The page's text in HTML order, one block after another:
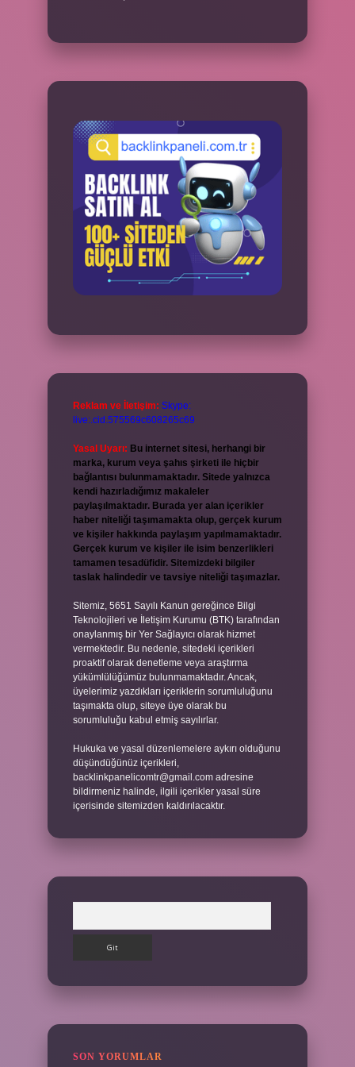
Reklam ve İletişim: Skype:
live:.cid.575569c608265c69
Yasal Uyarı: Bu internet sitesi, herhangi bir
marka, kurum veya şahıs şirketi ile hiçbir
bağlantısı bulunmamaktadır. Sitede yalnızca
kendi hazırladığımız makaleler
paylaşılmaktadır. Burada yer alan içerikler
haber niteliği taşımamakta olup, gerçek kurum
ve kişiler hakkında paylaşım yapılmamaktadır.
Gerçek kurum ve kişiler ile isim benzerlikleri
tamamen tesadüfidir. Sitemizdeki bilgiler
taslak halindedir ve tavsiye niteliği taşımazlar.
Sitemiz, 5651 Sayılı Kanun gereğince Bilgi
Teknolojileri ve İletişim Kurumu (BTK) tarafından
onaylanmış bir Yer Sağlayıcı olarak hizmet
vermektedir. Bu nedenle, sitedeki içerikleri
proaktif olarak denetleme veya araştırma
yükümlülüğümüz bulunmamaktadır. Ancak,
üyelerimiz yazdıkları içeriklerin sorumluluğunu
taşımakta olup, siteye üye olarak bu
sorumluluğu kabul etmiş sayılırlar.
Hukuka ve yasal düzenlemelere aykırı olduğunu
düşündüğünüz içerikleri,
backlinkpanelicomtr@gmail.com adresine
bildirmeniz halinde, ilgili içerikler yasal süre
içerisinde sitemizden kaldırılacaktır.
SON YORUMLAR